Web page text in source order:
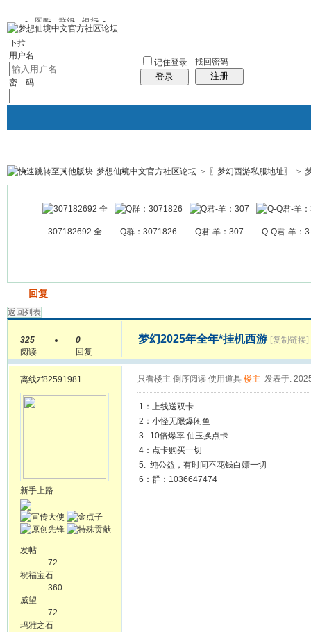
图酷 群组 银行
下拉
用户名
密 码
记住登录
登录
找回密码
注册
银行 群组聚合 我的空间
帖子
梦想仙境中文官方社区论坛 > 〖梦幻西游私服地址〗 >
307182692 全 Q群：3071826 Q君-羊：307 Q-Q君-羊：3
回复
返回列表
325
阅读
0
回复
梦幻2025年全年*挂机西游 [复制链接]
离线zf82591981
新手上路
发帖
72
祝福宝石
360
威望
72
玛雅之石
只看楼主 倒序阅读 使用道具 楼主 发表于:
1：上线送双卡
2：小怪无限爆闲鱼
3: 10倍爆率 仙玉换点卡
4：点卡购买一切
5: 纯公益，有时间不花钱白嫖一切
6：群：1036647474